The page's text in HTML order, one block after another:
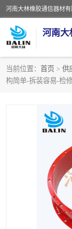
河南大
当前位置： 首页 > 供
构简单-拆装容易-检